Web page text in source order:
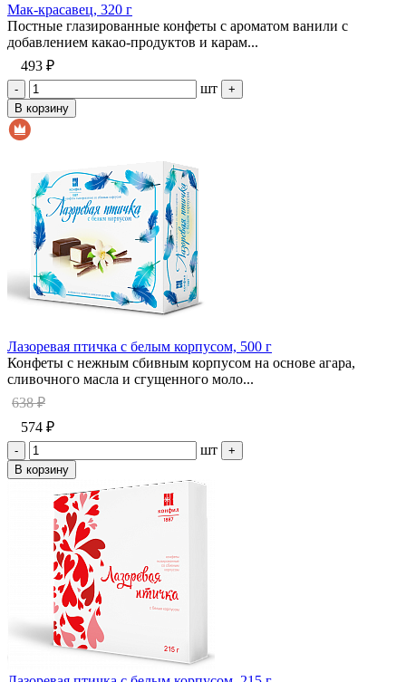
Мак-красавец, 320 г
Постные глазированные конфеты с ароматом ванили с
добавлением какао-продуктов и карам...
493 ₽
- шт
+
В корзину
Лазоревая птичка с белым корпусом, 500 г
Конфеты с нежным сбивным корпусом на основе агара,
сливочного масла и сгущенного моло...
638 ₽
574 ₽
- шт
+
В корзину